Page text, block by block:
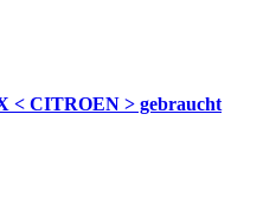
< CITROEN > gebraucht